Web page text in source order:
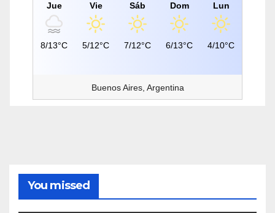
Jue
8/13°C
Vie
5/12°C
Sáb
7/12°C
Dom
6/13°C
Lun
4/10°C
Buenos Aires, Argentina
You missed